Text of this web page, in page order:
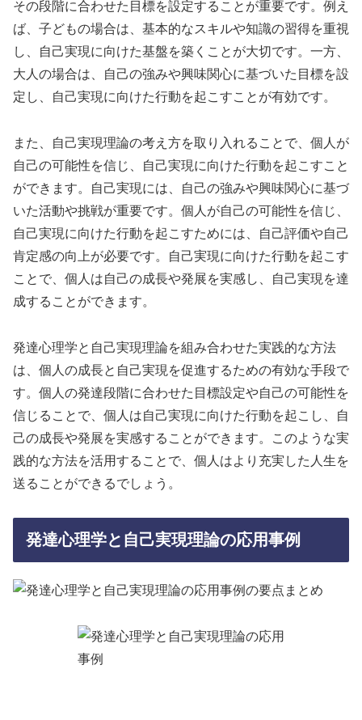
その段階に合わせた目標を設定することが重要です。例え
ば、子どもの場合は、基本的なスキルや知識の習得を重視
し、自己実現に向けた基盤を築くことが大切です。一方、
大人の場合は、自己の強みや興味関心に基づいた目標を設
定し、自己実現に向けた行動を起こすことが有効です。
また、自己実現理論の考え方を取り入れることで、個人が
自己の可能性を信じ、自己実現に向けた行動を起こすこと
ができます。自己実現には、自己の強みや興味関心に基づ
いた活動や挑戦が重要です。個人が自己の可能性を信じ、
自己実現に向けた行動を起こすためには、自己評価や自己
肯定感の向上が必要です。自己実現に向けた行動を起こす
ことで、個人は自己の成長や発展を実感し、自己実現を達
成することができます。
発達心理学と自己実現理論を組み合わせた実践的な方法
は、個人の成長と自己実現を促進するための有効な手段で
す。個人の発達段階に合わせた目標設定や自己の可能性を
信じることで、個人は自己実現に向けた行動を起こし、自
己の成長や発展を実感することができます。このような実
践的な方法を活用することで、個人はより充実した人生を
送ることができるでしょう。
発達心理学と自己実現理論の応用事例